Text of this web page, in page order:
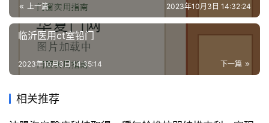
们 上一篇 2023年10月3日 14:32:24
临沂医用ct室铅门
下一篇
2023年10月3日 14:35:14
相关推荐